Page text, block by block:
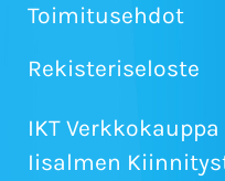
Toimitusehdot
Rekisteriseloste
IKT Verkkokauppa
Iisalmen